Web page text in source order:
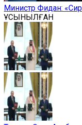
Министр Фидан:
ҰСЫНЫЛҒАН